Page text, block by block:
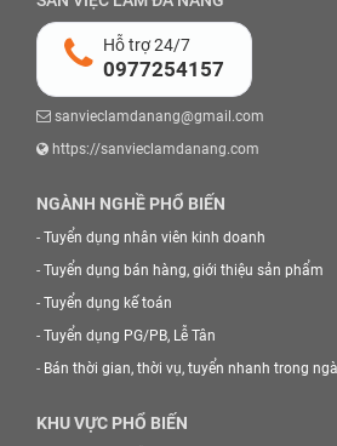
Hỗ trợ 24/7
0977254157
sanvieclamdanang@gmail.com
https://sanvieclamdanang.com
NGÀNH NGHỀ PHỔ BIẾN
- Tuyển dụng nhân viên kinh doanh
- Tuyển dụng bán hàng, giới thiệu sản phẩm
- Tuyển dụng kế toán
- Tuyển dụng PG/PB, Lễ Tân
- Bán thời gian, thời vụ, tuyển nhanh trong
KHU VỰC PHỔ BIẾN